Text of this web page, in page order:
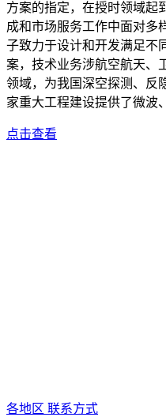
方案的指定，在授时领域起
成和市场服务工作中面对多
子致力于设计和开发满足不
案，技术业务涉航空航天、
领域，为我国深空探测、反
家重大工程建设提供了微波
点击查看
各地区 联系方式